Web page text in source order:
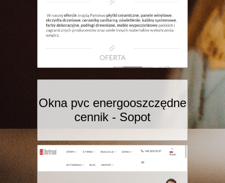
Okna pvc energooszczędne
cennik - Sopot